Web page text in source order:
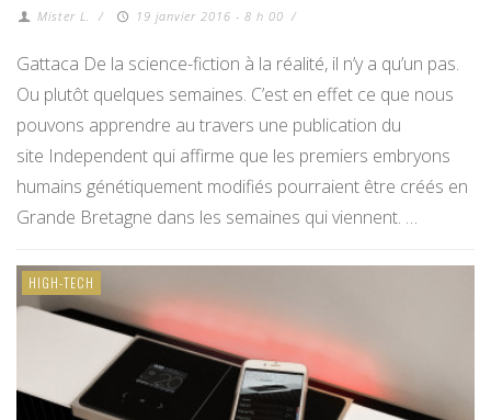
Mister L. / 19 janvier 2016 - 8 h 00 /
Gattaca De la science-fiction à la réalité, il n’y a qu’un pas.
Ou plutôt quelques semaines. C’est en effet ce que nous
pouvons apprendre au travers une publication du
site Independent qui affirme que les premiers embryons
humains génétiquement modifiés pourraient être créés en
Grande Bretagne dans les semaines qui viennent. …
HIGH-TECH